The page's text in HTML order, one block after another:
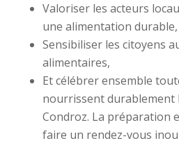
Valoriser les acteurs
une alimentation durable,
Sensibiliser les citoyens
alimentaires,
Et célébrer ensemble
nourrissent durablement
Condroz. La préparation
faire un rendez-vous